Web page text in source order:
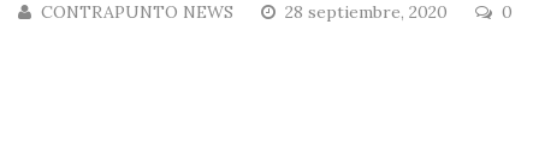
CONTRAPUNTO NEWS 28 septiembre, 2020 0